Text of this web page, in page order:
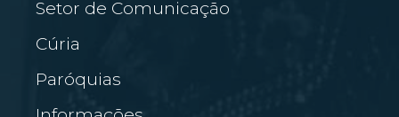
Setor de Comunicação
Cúria
Paróquias